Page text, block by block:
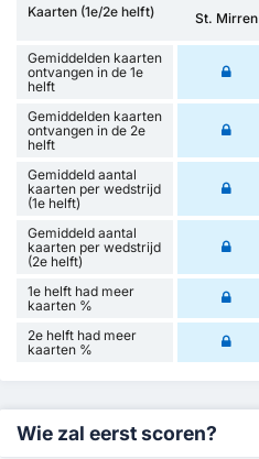
Kaarten (1e/2e helft) St. Mirren
Gemiddelden kaarten
ontvangen in de 1e
helft
Gemiddelden kaarten
ontvangen in de 2e
helft
Gemiddeld aantal
kaarten per wedstrijd
(1e helft)
Gemiddeld aantal
kaarten per wedstrijd
(2e helft)
1e helft had meer
kaarten %
2e helft had meer
kaarten %
Wie zal eerst scoren?